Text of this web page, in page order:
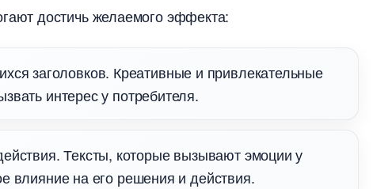
достичь желаемого эффекта:
заголовков. Креативные и привлекательные
интерес у потребителя.
Тексты, которые вызывают эмоции у
влияние на его решения и действия.